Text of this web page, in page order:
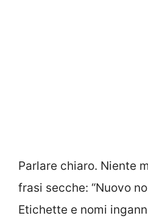
Parlare chiaro. Niente
frasi secche: “Nuovo
Etichette e nomi